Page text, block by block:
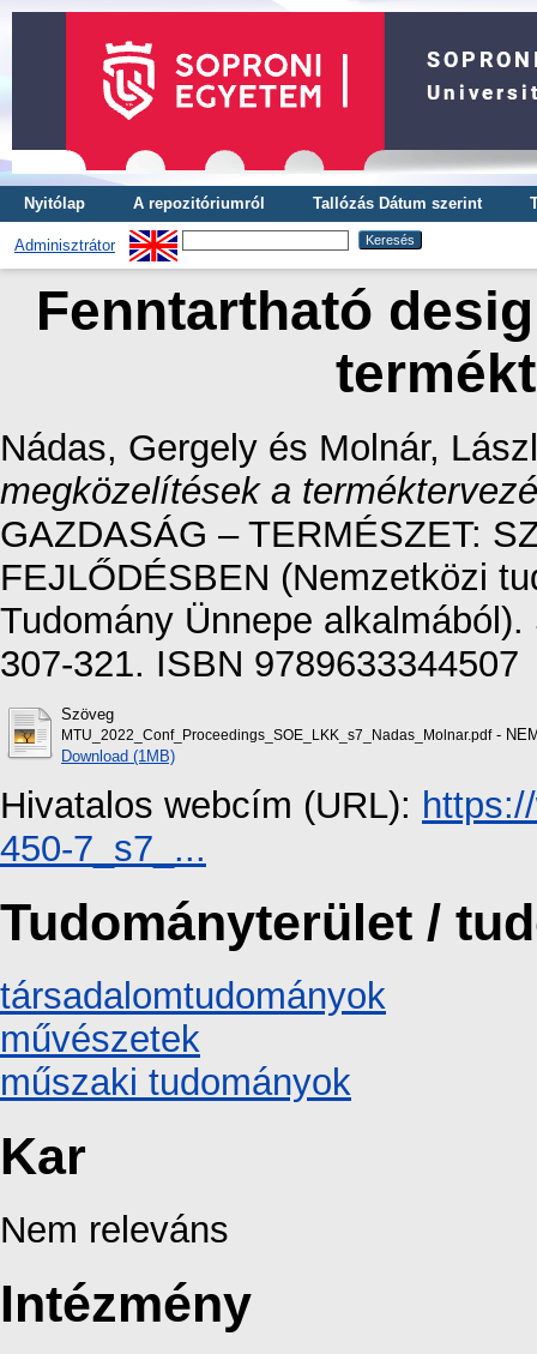
Nyitólap A repozitóriumról Tallózás Dátum szerint
Adminisztrátor
Fenntartható
Nádas, Gergely és Molnár,
megközelítések a
GAZDASÁG – TERMÉSZET:
FEJLŐDÉSBEN (Nemzetközi
Tudomány Ünnepe
307-321. ISBN 9789633344507
Szöveg
MTU_2022_Conf_Proceedings_SOE_LKK_s7_Nadas_Molnar.pdf-
Download (1MB)
Hivatalos webcím (URL):
450-7_s7_...
Tudományterület /
társadalomtudományok
művészetek
műszaki tudományok
Kar
Nem releváns
Intézmény